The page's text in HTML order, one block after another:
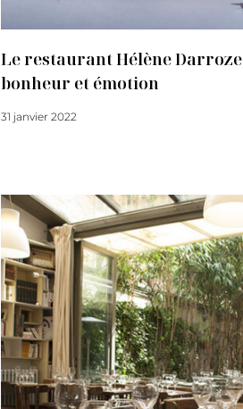
Le restaurant Hélène
bonheur et émotion
31 janvier 2022